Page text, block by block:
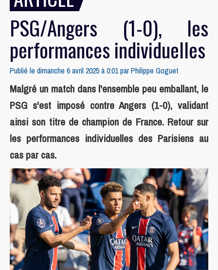
PSG/Angers (1-0), les
performances individuelles
Publié le dimanche 6 avril 2025 à 0:01 parPhilippe Goguet
Malgré un match dans l'ensemble peu emballant, le
PSG s'est imposé contre Angers (1-0), validant
ainsi son titre de champion de France. Retour sur
les performances individuelles des Parisiens au
cas par cas.